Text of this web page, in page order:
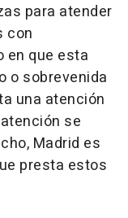
para atender
con
en que esta
o sobrevenida
una atención
se
Madrid es
presta estos